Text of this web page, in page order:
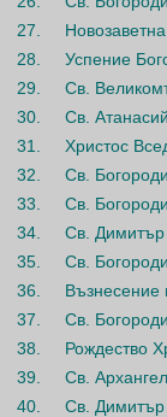
27.
28.
Успение
29.
Св.
30.
Св. Атанасий
31.
Христос
32.
Св.
33.
Св.
34.
Св. Димитър
35.
Св.
36.
Възнесение
37.
Св.
38.
Рождество
39.
Св.
40.
Св. Димитър